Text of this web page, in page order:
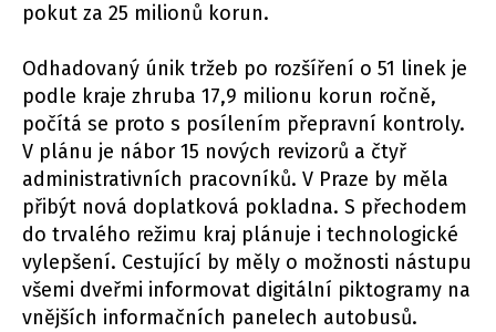
pokut za 25 milionů korun.
Odhadovaný únik tržeb po rozšíření o 51 linek je
podle kraje zhruba 17,9 milionu korun ročně,
počítá se proto s posílením přepravní kontroly.
V plánu je nábor 15 nových revizorů a čtyř
administrativních pracovníků. V Praze by měla
přibýt nová doplatková pokladna. S přechodem
do trvalého režimu kraj plánuje i technologické
vylepšení. Cestující by měly o možnosti nástupu
všemi dveřmi informovat digitální piktogramy na
vnějších informačních panelech autobusů.